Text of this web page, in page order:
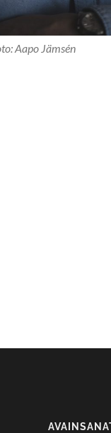
Aapo Jämsén